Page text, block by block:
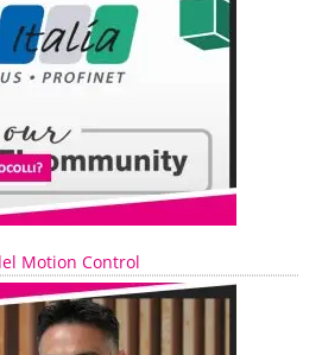
Motion Control